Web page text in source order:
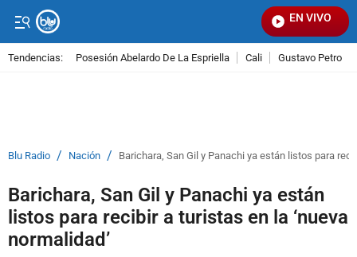
EN VIVO
Tendencias: Posesión Abelardo De La Espriella Cali Gustavo Petro
Blu Radio / Nación / Barichara, San Gil y Panachi ya están listos para
Barichara, San Gil y Panachi ya están
listos para recibir a turistas en la ‘nueva
normalidad’